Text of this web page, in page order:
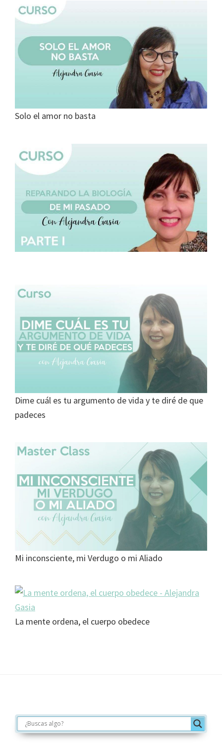
Solo el amor no basta
Dime cuál es tu argumento de vida y te diré de que
padeces
Mi inconsciente, mi Verdugo o mi Aliado
La mente ordena, el cuerpo obedece
Footer